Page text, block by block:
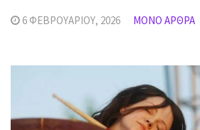
6 ΦΕΒΡΟΥΑΡΊΟΥ, 2026 MΌΝΟ ΆΡΘΡΑ